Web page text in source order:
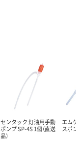
センタック 灯油用手動
ポンプ SP-4S 1個（直送
品）
エムケ
スポン